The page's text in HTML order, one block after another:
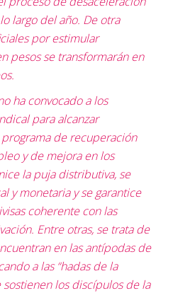
largo del año. De otra
por estimular
pesos se transformarán en
ha convocado a los
para alcanzar
de recuperación
y de mejora en los
la puja distributiva, se
y monetaria y se garantice
coherente con las
Entre otras, se trata de
en las antípodas de
a las “hadas de la
sostienen los discípulos de la